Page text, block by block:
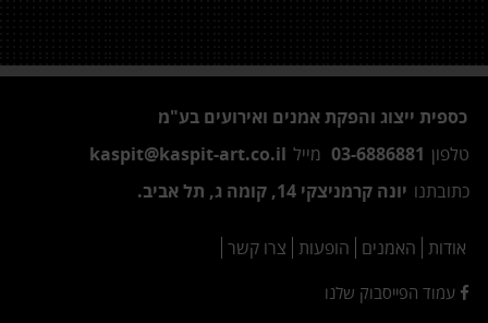
כספית ייצוג והפקת אמנים ואירועים בע"מ
טלפון 03-6886881 מייל kaspit@kaspit-art.co.il
כתובתנו יונה קרמניצקי 14, קומה ג, תל אביב.
אודות האמנים הופעות צרו קשר
עמוד הפייסבוק שלנו